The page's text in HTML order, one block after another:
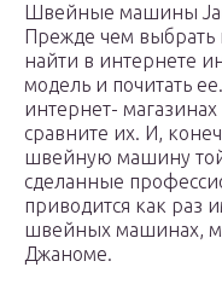
Швейные машины
Прежде чем
найти в интернете
модель и почитать
интернет-
сравните их. И,
швейную машину
сделанные
приводится как раз
швейных машинах,
Джаноме.